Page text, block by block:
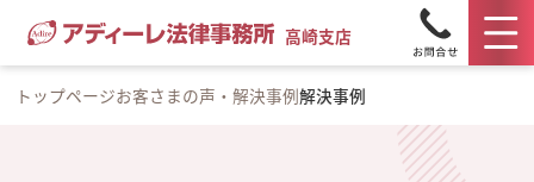
高崎支店
トップページお客さまの声・解決事例解決事例